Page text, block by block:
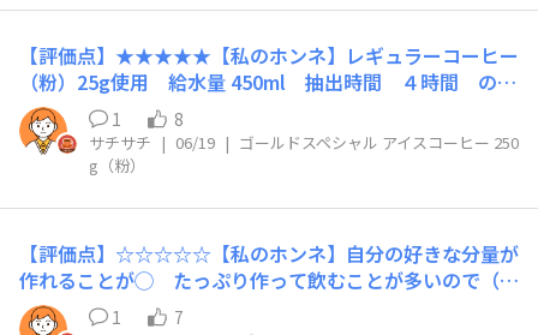
すすめ】連日暑いので、最近は、１リットルボトルで抽出
しますが、追加で500ミリリットル作るときもちなみに本
日のコーヒーは、8時間抽出の濃い目です（1リットルの
水分量に対して60gのコーヒーをセットしたもの）トミー
と一緒にドリップチャレンジに当選🎯しましたので、早速
水淹れコーヒーを作りました商品名は同じですが、内容量
が違いマス（選択肢がありませんでしたので）
【評価点】★★★★★【私のホンネ】レギュラーコーヒー
（粉）25g使用 給水量 450ml 抽出時間 ４時間 の場
合 香り………………少なめ味わい•苦み……軽やかな感
じ•苦み少なくゴクゴクいける【リピート】★★★★★
【こんな時におすすめ】これから暑くなってくるので、水
少し濃い目になるけれど、４時間の抽出でも美味しかった
※使ったレギュラーコーヒーの内容量の設定が違います
が、商品は、GOLDSPECIALアイスコーヒー（240g）です
1 8
サチサチ | 06/19 | ゴールドスペシャル アイスコーヒー 250
g（粉）
【評価点】☆☆☆☆☆【私のホンネ】自分の好きな分量が
作れることが◯ たっぷり作って飲むことが多いので（我
が家で抽出するのは、1リットルボトルで粉60gを使
1 7